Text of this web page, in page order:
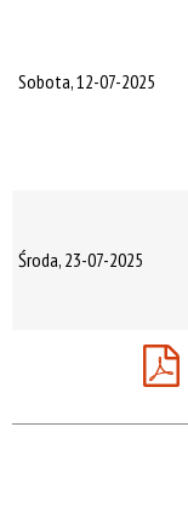
Sobota, 12-07-2025
Środa, 23-07-2025